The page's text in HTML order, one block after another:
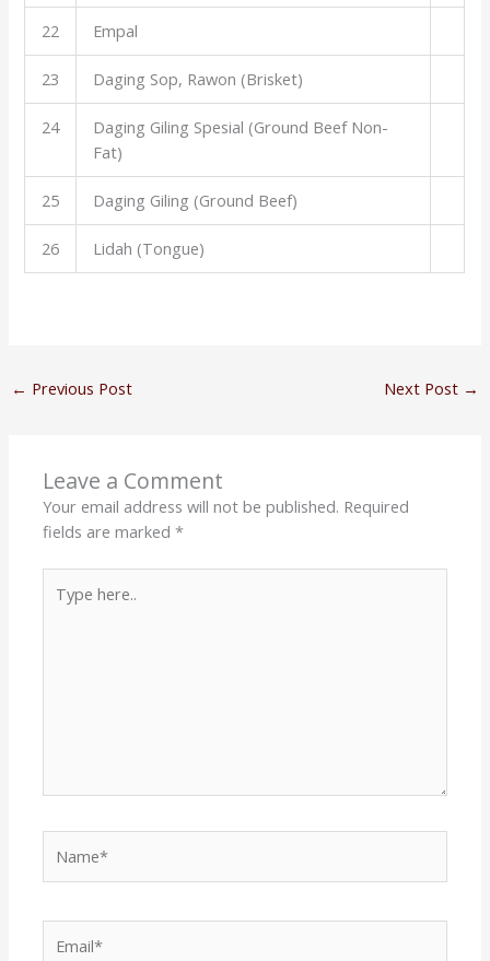
22 Empal
23 Daging Sop, Rawon (Brisket)
24
Daging Giling Spesial (Ground Beef Non-
Fat)
25 Daging Giling (Ground Beef)
26 Lidah (Tongue)
← Previous Post Next Post →
Leave a Comment
Your email address will not be published. Required
fields are marked*
here..